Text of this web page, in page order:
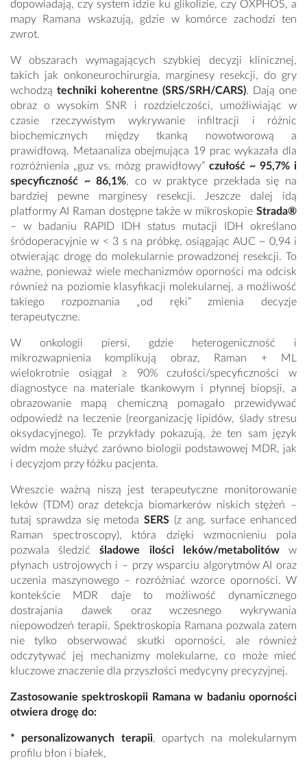
dopowiadają, czy system idzie ku glikolizie, czy OXPHOS, a
mapy Ramana wskazują, gdzie w komórce zachodzi ten
zwrot.
W obszarach wymagających szybkiej decyzji klinicznej,
takich jak onkoneurochirurgia, marginesy resekcji, do gry
wchodzą techniki koherentne (SRS/SRH/CARS). Dają one
obraz o wysokim SNR i rozdzielczości, umożliwiając w
czasie rzeczywistym wykrywanie infiltracji i różnic
biochemicznych między tkanką nowotworową a
prawidłową. Metaanaliza obejmująca 19 prac wykazała dla
rozróżnienia „guz vs. mózg prawidłowy”czułość ~ 95,7% i
specyficzność ~ 86,1%, co w praktyce przekłada się na
bardziej pewne marginesy resekcji. Jeszcze dalej idą
platformy AI Raman dostępne także w mikroskopie Strada®
– w badaniu RAPID IDH status mutacji IDH określano
śródoperacyjnie w < 3 s na próbkę, osiągając AUC ~ 0,94 i
otwierając drogę do molekularnie prowadzonej resekcji. To
ważne, ponieważ wiele mechanizmów oporności ma odcisk
również na poziomie klasyfikacji molekularnej, a możliwość
takiego rozpoznania „od ręki” zmienia decyzje
terapeutyczne.
W onkologii piersi, gdzie heterogeniczność i
mikrozwapnienia komplikują obraz, Raman + ML
wielokrotnie osiągał ≥ 90% czułości/specyficzności w
diagnostyce na materiale tkankowym i płynnej biopsji, a
obrazowanie mapą chemiczną pomagało przewidywać
odpowiedź na leczenie (reorganizację lipidów, ślady stresu
oksydacyjnego). Te przykłady pokazują, że ten sam język
widm może służyć zarówno biologii podstawowej MDR, jak
i decyzjom przy łóżku pacjenta.
Wreszcie ważną niszą jest terapeutyczne monitorowanie
leków (TDM) oraz detekcja biomarkerów niskich stężeń –
tutaj sprawdza się metoda SERS (z ang. surface enhanced
Raman spectroscopy), która dzięki wzmocnieniu pola
pozwala śledzić śladowe ilości leków/metabolitóww
płynach ustrojowych i – przy wsparciu algorytmów AI oraz
uczenia maszynowego – rozróżniać wzorce oporności. W
kontekście MDR daje to możliwość dynamicznego
dostrajania dawek oraz wczesnego wykrywania
niepowodzeń terapii. Spektroskopia Ramana pozwala zatem
nie tylko obserwować skutki oporności, ale również
odczytywać jej mechanizmy molekularne, co może mieć
kluczowe znaczenie dla przyszłości medycyny precyzyjnej.
Zastosowanie spektroskopii Ramana w badaniu oporności
otwiera drogę do:
* personalizowanych terapii, opartych na molekularnym
profilu błon i białek,